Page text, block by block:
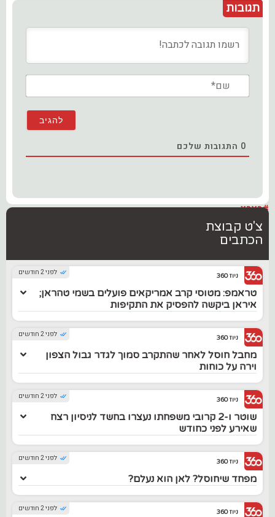
תגובות
0 התגובות שלכם
#בארץ
צ'ט קבוצת
הכתבים
לפני 2 חודשים ניוז 360
טראמפ: מטוסי קרב אמריקאים פועלים בשמי טהראן;
איראן ביקשה להפסיק את התקיפות
לפני 2 חודשים ניוז 360
מחבל חוסל לאחר שהתקרב סמוך לגדר גבול הצפון
וירה על כוחות
לפני 2 חודשים ניוז 360
שוטר ו-2 קרובי משפחתו נעצרו בחשד לניסיון רצח
שאירע לפני כחודש
לפני 2 חודשים ניוז 360
מפחד שיחוסל? לאן הוא נעלם?
לפני 2 חודשים ניוז 360